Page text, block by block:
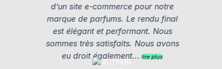
site e-commerce pour notre
de parfums. Le rendu final
élégant et performant. Nous
très satisfaits. Nous avons
eu droit également... lire plus
ainsi qu’un